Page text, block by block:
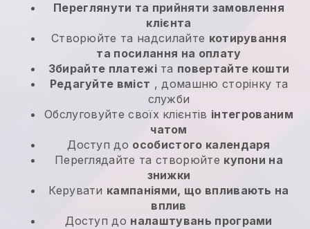
Переглянути та прийняти замовлення
клієнта
Створюйте та надсилайте котирування
та посилання на оплату
Збирайте платежіта повертайте кошти
Редагуйте вміст , домашню сторінку та
служби
Обслуговуйте своїх клієнтів інтегрованим
чатом
Доступ до особистого календаря
Переглядайте та створюйте купони на
знижки
Керувати кампаніями, що впливають на
вплив
Доступ до налаштувань програми